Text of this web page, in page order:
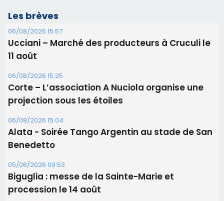
Les brèves
06/08/2026 15:57
Ucciani – Marché des producteurs à Cruculi le
11 août
06/08/2026 15:25
Corte – L’association A Nuciola organise une
projection sous les étoiles